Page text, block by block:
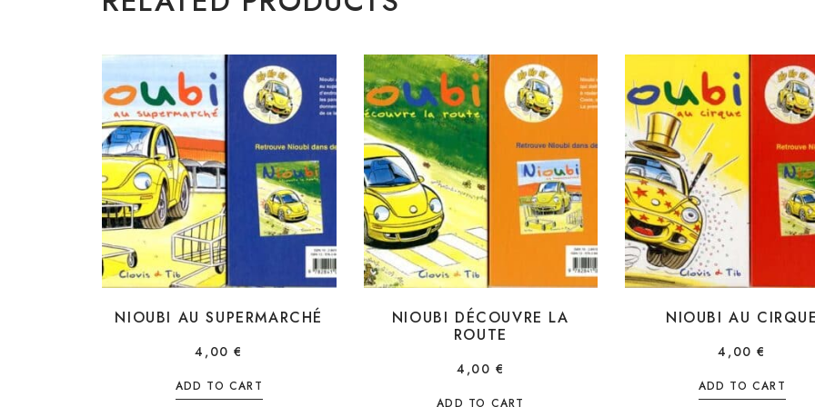
NIOUBI AU SUPERMARCHÉ
4,00€
ADD TO CART
NIOUBI DÉCOUVRE LA
ROUTE
4,00 €
ADD TO CART
NIOUBI AU
4,00€
ADD TO CART